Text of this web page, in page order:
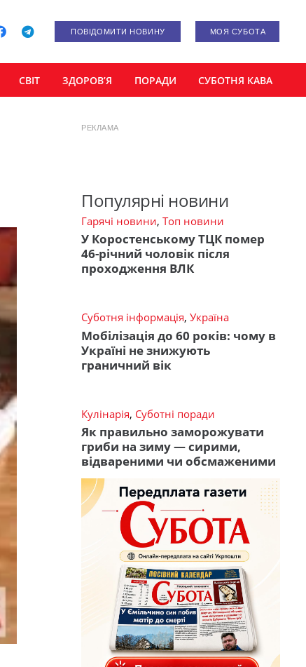
ПОВІДОМИТИ НОВИНУ МОЯ СУБОТА
СВІТ ЗДОРОВ’Я ПОРАДИ СУБОТНЯ КАВА
РЕКЛАМА
Популярні новини
Гарячі новини, Топ новини
У Коростенському ТЦК помер
46-річний чоловік після
проходження ВЛК
Суботня інформація, Україна
Мобілізація до 60 років: чому в
Україні не знижують
граничний вік
Кулінарія, Суботні поради
Як правильно заморожувати
гриби на зиму — сирими,
відвареними чи обсмаженими